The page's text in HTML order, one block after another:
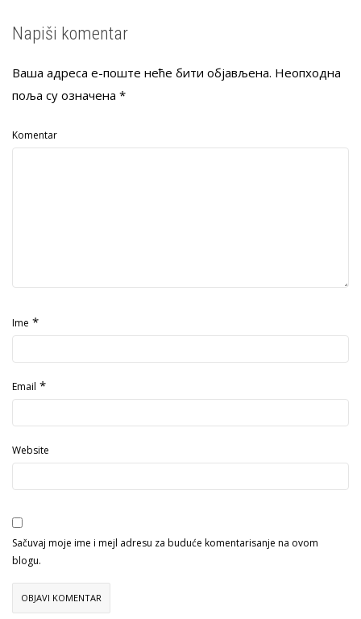
Napiši komentar
Ваша адреса е-поште неће бити објављена. Неопходна
поља су означена *
Komentar
Ime *
Email *
Website
Sačuvaj moje ime i mejl adresu za buduće komentarisanje na ovom
blogu.